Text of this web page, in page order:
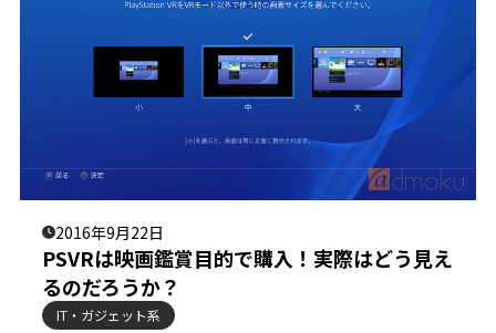
2016年9月22日
PSVRは映画鑑賞目的で購入！実際はどう見え
るのだろうか？
IT・ガジェット系